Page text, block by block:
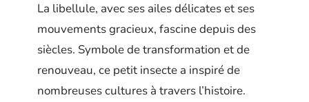
La libellule, avec ses ailes délicates et ses
mouvements gracieux, fascine depuis des
siècles. Symbole de transformation et de
renouveau, ce petit insecte a inspiré de
nombreuses cultures à travers l’histoire.